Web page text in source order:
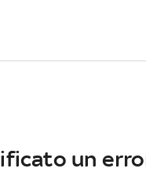
un